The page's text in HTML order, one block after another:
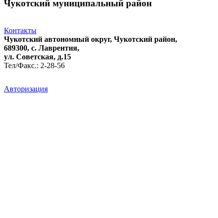
Чукотский муниципальный район
Контакты
Чукотский автономный округ, Чукотский район,
689300, с. Лаврентия,
ул. Советская, д.15
Тел/Факс.: 2-28-56
Авторизация